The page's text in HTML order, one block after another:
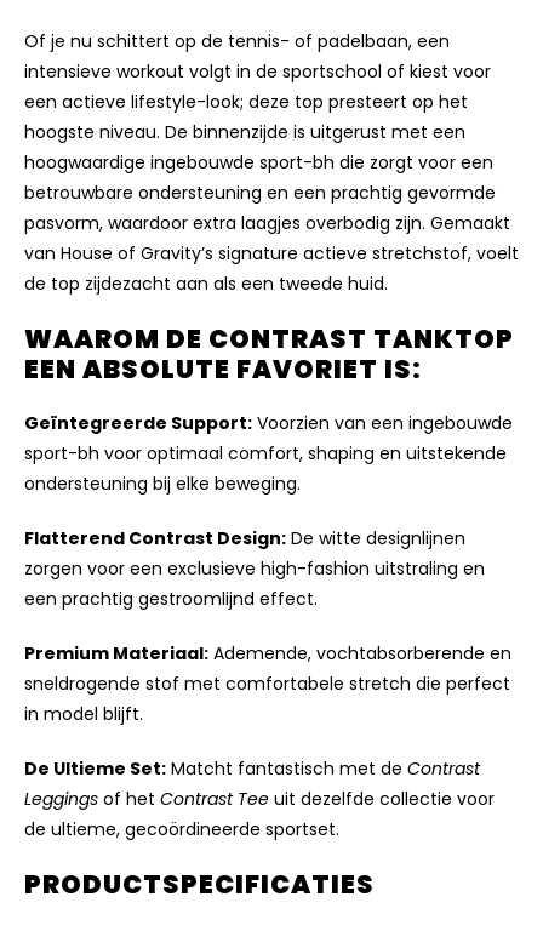
Of je nu schittert op de tennis- of padelbaan, een
intensieve workout volgt in de sportschool of kiest voor
een actieve lifestyle-look; deze top presteert op het
hoogste niveau. De binnenzijde is uitgerust met een
hoogwaardige ingebouwde sport-bh die zorgt voor een
betrouwbare ondersteuning en een prachtig gevormde
pasvorm, waardoor extra laagjes overbodig zijn. Gemaakt
van House of Gravity’s signature actieve stretchstof, voelt
de top zijdezacht aan als een tweede huid.
WAAROM DE CONTRAST TANKTOP
EEN ABSOLUTE FAVORIET IS:
Geïntegreerde Support: Voorzien van een ingebouwde
sport-bh voor optimaal comfort, shaping en uitstekende
ondersteuning bij elke beweging.
Flatterend Contrast Design: De witte designlijnen
zorgen voor een exclusieve high-fashion uitstraling en
een prachtig gestroomlijnd effect.
Premium Materiaal: Ademende, vochtabsorberende en
sneldrogende stof met comfortabele stretch die perfect
in model blijft.
De Ultieme Set: Matcht fantastisch met de Contrast
Leggings of het Contrast Tee uit dezelfde collectie voor
de ultieme, gecoördineerde sportset.
PRODUCTSPECIFICATIES